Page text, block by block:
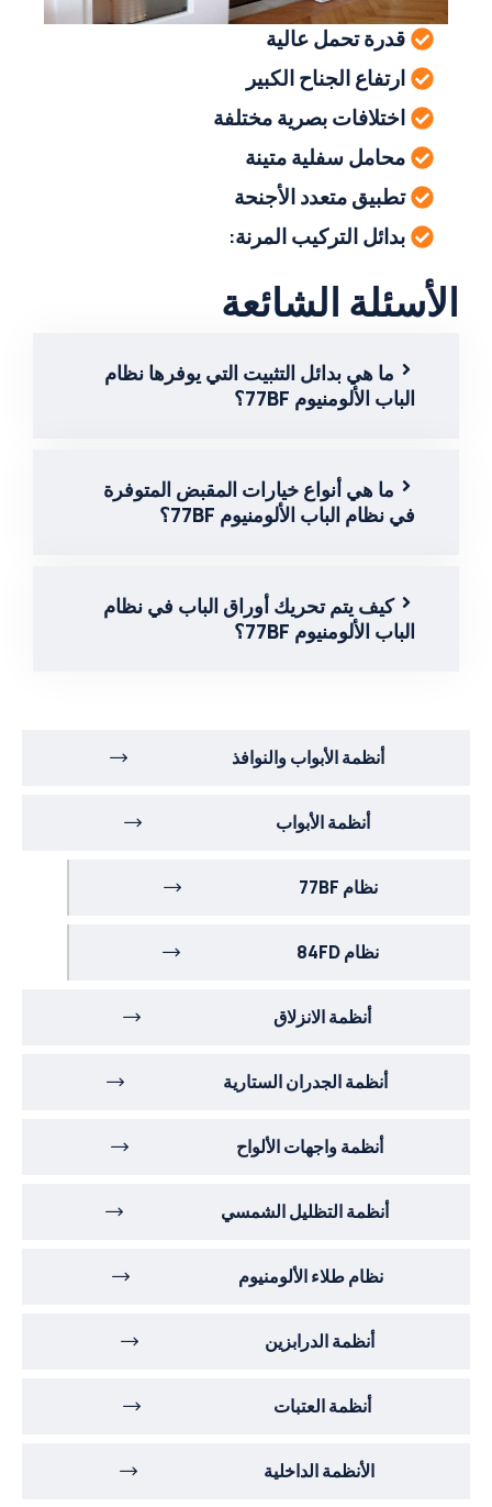
قدرة تحمل عالية
ارتفاع الجناح الكبير
اختلافات بصرية مختلفة
محامل سفلية متينة
تطبيق متعدد الأجنحة
بدائل التركيب المرنة:
الأسئلة الشائعة
ما هي بدائل التثبيت التي يوفرها نظام
الباب الألومنيوم 77BF؟
ما هي أنواع خيارات المقبض المتوفرة
في نظام الباب الألومنيوم 77BF؟
كيف يتم تحريك أوراق الباب في نظام
الباب الألومنيوم 77BF؟
أنظمة الأبواب والنوافذ
أنظمة الأبواب
نظام 77BF
نظام 84FD
أنظمة الانزلاق
أنظمة الجدران الستارية
أنظمة واجهات الألواح
أنظمة التظليل الشمسي
نظام طلاء الألومنيوم
أنظمة الدرابزين
أنظمة العتبات
الأنظمة الداخلية